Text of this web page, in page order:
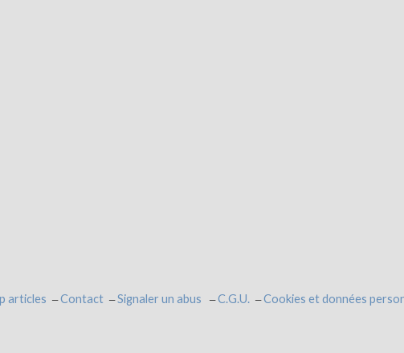
articles Contact Signaler un abus C.G.U. Cookies et données